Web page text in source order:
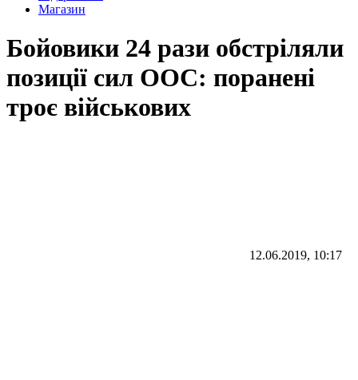
Магазин
Бойовики 24 рази обстріляли
позиції сил ООС: поранені
троє військових
12.06.2019, 10:17